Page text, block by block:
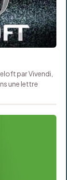
par Vivendi,
une lettre